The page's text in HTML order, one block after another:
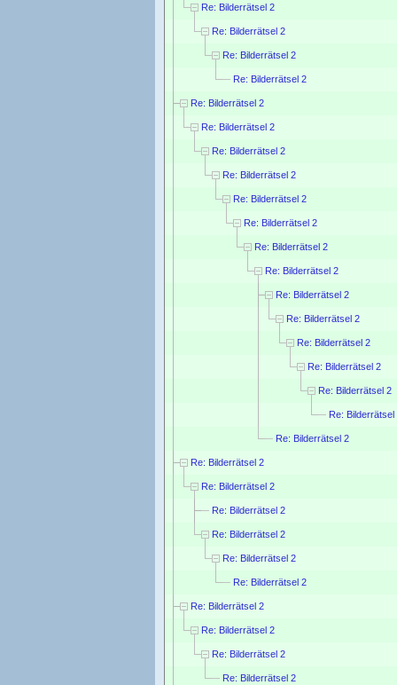
Re: Bilderrätsel 2
Re: Bilderrätsel 2
Re: Bilderrätsel 2
Re: Bilderrätsel 2
Re: Bilderrätsel 2
Re: Bilderrätsel 2
Re: Bilderrätsel 2
Re: Bilderrätsel 2
Re: Bilderrätsel 2
Re: Bilderrätsel 2
Re: Bilderrätsel 2
Re: Bilderrätsel 2
Re: Bilderrätsel 2
Re: Bilderrätsel 2
Re: Bilderrätsel 2
Re: Bilderrätsel 2
Re: Bilderrätsel 2
Re: Bilderrätsel
Re: Bilderrätsel 2
Re: Bilderrätsel 2
Re: Bilderrätsel 2
Re: Bilderrätsel 2
Re: Bilderrätsel 2
Re: Bilderrätsel 2
Re: Bilderrätsel 2
Re: Bilderrätsel 2
Re: Bilderrätsel 2
Re: Bilderrätsel 2
Re: Bilderrätsel 2